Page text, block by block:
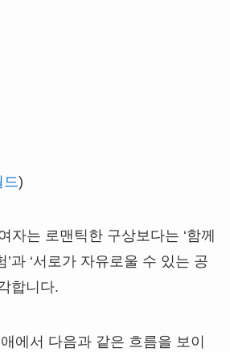
)
자는 로맨틱한 구상보다는 ‘함께
과 ‘서로가 자유로울 수 있는 공
합니다.
에서 다음과 같은 흐름을 보이